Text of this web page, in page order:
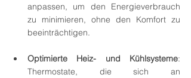
anpassen, um den Energieverbrauch
zu minimieren, ohne den Komfort zu
beeinträchtigen.
Optimierte Heiz- und Kühlsysteme:
Thermostate, die sich an